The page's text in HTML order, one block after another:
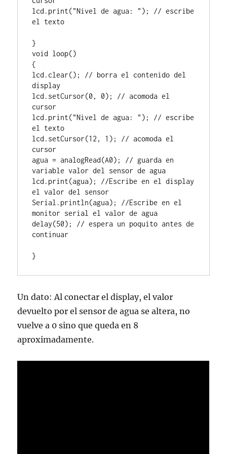
lcd.print("Nivel de agua: "); // escribe
el texto
}
void loop()
{
lcd.clear(); // borra el contenido del
display
lcd.setCursor(0, 0); // acomoda el
cursor
lcd.print("Nivel de agua: "); // escribe
el texto
lcd.setCursor(12, 1); // acomoda el
cursor
agua = analogRead(A0); // guarda en
variable valor del sensor de agua
lcd.print(agua); //Escribe en el display
el valor del sensor
Serial.println(agua); //Escribe en el
monitor serial el valor de agua
delay(50); // espera un poquito antes de
continuar
}
Un dato: Al conectar el display, el valor
devuelto por el sensor de agua se altera, no
vuelve a 0 sino que queda en 8
aproximadamente.